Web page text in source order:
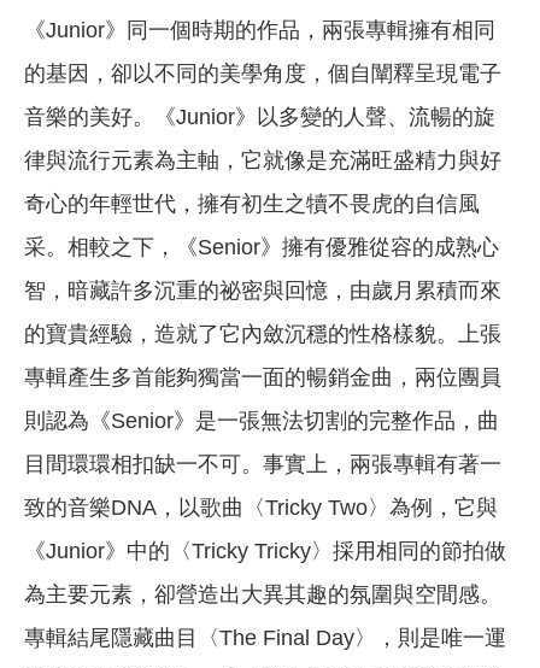
《Junior》同一個時期的作品，兩張專輯擁有相同
的基因，卻以不同的美學角度，個自闡釋呈現電子
音樂的美好。《Junior》以多變的人聲、流暢的旋
律與流行元素為主軸，它就像是充滿旺盛精力與好
奇心的年輕世代，擁有初生之犢不畏虎的自信風
采。相較之下，《Senior》擁有優雅從容的成熟心
智，暗藏許多沉重的祕密與回憶，由歲月累積而來
的寶貴經驗，造就了它內斂沉穩的性格樣貌。上張
專輯產生多首能夠獨當一面的暢銷金曲，兩位團員
則認為《Senior》是一張無法切割的完整作品，曲
目間環環相扣缺一不可。事實上，兩張專輯有著一
致的音樂DNA，以歌曲〈Tricky Two〉為例，它與
《Junior》中的〈Tricky Tricky〉採用相同的節拍做
為主要元素，卻營造出大異其趣的氛圍與空間感。
專輯結尾隱藏曲目〈The Final Day〉，則是唯一運